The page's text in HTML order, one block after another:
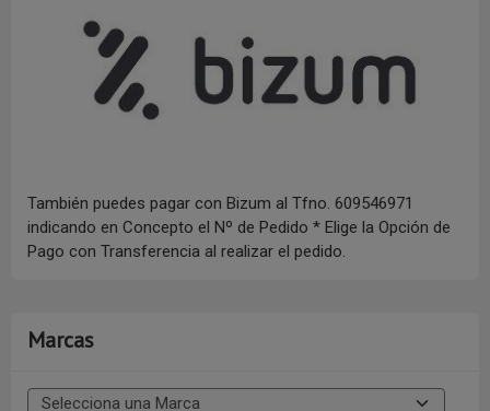
También puedes pagar con Bizum al Tfno. 609546971
indicando en Concepto el Nº de Pedido * Elige la Opción de
Pago con Transferencia al realizar el pedido.
Marcas